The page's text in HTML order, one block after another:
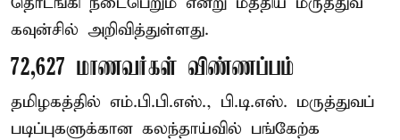
கவுன்சில் அறிவித்துள்ளது.
72,627 மாணவர்கள் விண்ணப்பம்
தமிழகத்தில் எம்.பி.பி.எஸ்., பி.டி.எஸ். மருத்துவப்
படிப்புகளுக்கான கலந்தாய்வில் பங்கேற்க